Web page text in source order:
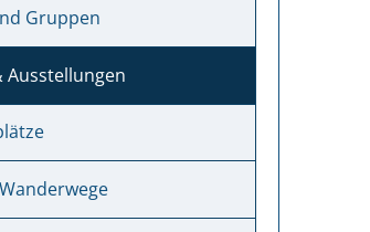
Gruppen
Ausstellungen